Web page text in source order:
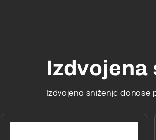
Izdvojena
Izdvojena sniženja